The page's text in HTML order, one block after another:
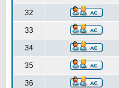
32
33
34
35
36